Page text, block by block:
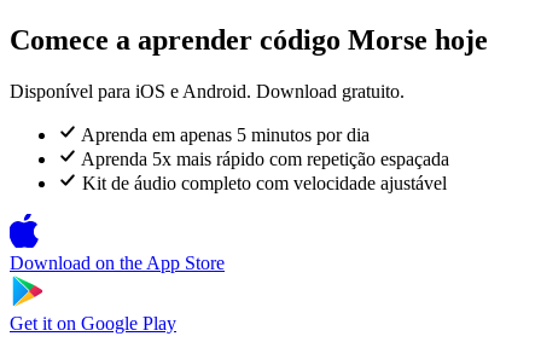
Comece a aprender código Morse hoje
Disponível para iOS e Android. Download gratuito.
Aprenda em apenas 5 minutos por dia
Aprenda 5x mais rápido com repetição espaçada
Kit de áudio completo com velocidade ajustável
Download on the App Store
Get it on Google Play